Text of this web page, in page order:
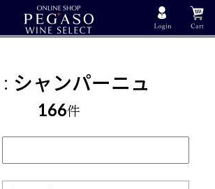
シャンパーニュ
166件